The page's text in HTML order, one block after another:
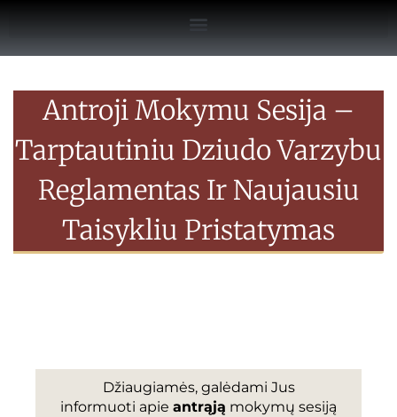
Antroji Mokymu Sesija –
Tarptautiniu Dziudo Varzybu
Reglamentas Ir Naujausiu
Taisykliu Pristatymas
Džiaugiamės, galėdami Jus
informuoti apie antrąją mokymų sesiją